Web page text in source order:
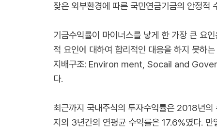
잦은 외부환경에 따른 국민연금기금의 안정적
기금수익률이 마이너스를 낳게 한 가장 큰 요
적 요인에 대하여 합리적인 대응을 하지 못하
지배구조: Environ ment, Socail and
다.
최근까지 국내주식의 투자수익률은 2018년
지의 3년간의 연평균 수익률은 17.6%였다.